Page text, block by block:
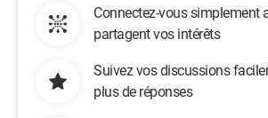
Connectez-vous simplement
partagent vos intérêts
Suivez vos discussions
plus de réponses